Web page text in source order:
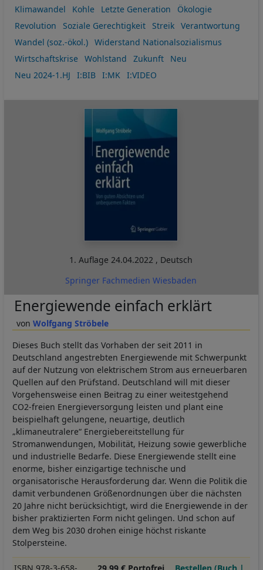
Klimawandel
Kohle Letzte Generation
Ökologie
Revolution
Soziale Gerechtigkeit Streik
Verantwortung
Wandel (soz.-ökol.)
Widerstand Nationalsozialismus
Wirtschaftskrise
Wohlstand Zukunft
Neu
Neu 2024-1.HJ
I:BIB I:MK I:VIDEO
1. Auflage24.04.2022 , Deutsch
Springer Fachmedien Wiesbaden
Wolfgang Ströbele
Energiewende einfach erklärt
Dieses Buch stellt das Vorhaben der seit 2011 in
Deutschland angestrebten Energiewende mit Schwerpunkt
auf der Nutzung von elektrischem Strom aus erneuerbaren
Quellen auf den Prüfstand. Deutschland will mit dieser
Vorgehensweise einen Beitrag zu einer weitestgehend
CO2-freien Energieversorgung leisten und plant eine
beispielhaft gelungene, neuartige, deutlich
„klimaneutralere“ Energiebereitstellung für
Stromanwendungen, Mobilität, Heizung sowie gewerbliche
und industrielle Bedarfe. Diese Energiewende stellt eine
enorme, bisher einzigartige technische und
organisatorische Herausforderung dar. Wenn die Politik die
damit verbundenen Größenordnungen über die nächsten
20 Jahre nicht berücksichtigt, wird die Energiewende in der
bisher praktizierten Form nicht gelingen. Und schon auf
dem Weg bis 2030 drohen einige höchst riskante
Stolpersteine.